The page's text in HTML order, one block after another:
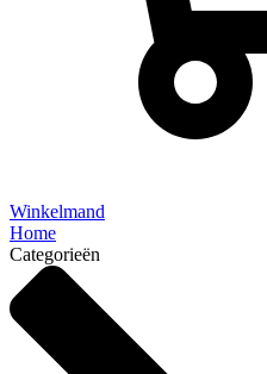
Winkelmand
Home
Categorieën